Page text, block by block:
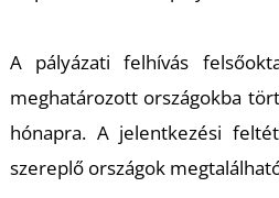
A pályázati felhívás
meghatározott országokba
hónapra. A jelentkezési
szereplő országok